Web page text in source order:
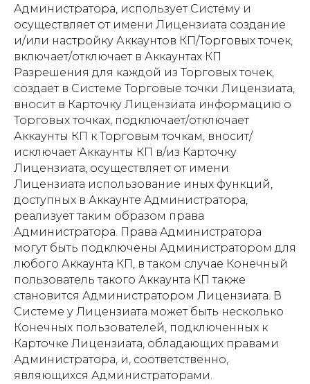
Администратора, использует Систему и
осуществляет от имени Лицензиата создание
и/или настройку Аккаунтов КП/Торговых точек,
включает/отключает в Аккаунтах КП
Разрешения для каждой из Торговых точек,
создает в Системе Торговые точки Лицензиата,
вносит в Карточку Лицензиата информацию о
Торговых точках, подключает/отключает
Аккаунты КП к Торговым точкам, вносит/
исключает Аккаунты КП в/из Карточку
Лицензиата, осуществляет от имени
Лицензиата использование иных функций,
доступных в Аккаунте Администратора,
реализует таким образом права
Администратора. Права Администратора
могут быть подключены Администратором для
любого Аккаунта КП, в таком случае Конечный
пользователь такого Аккаунта КП также
становится Администратором Лицензиата. В
Системе у Лицензиата может быть несколько
Конечных пользователей, подключенных к
Карточке Лицензиата, обладающих правами
Администратора, и, соответственно,
являющихся Администраторами.